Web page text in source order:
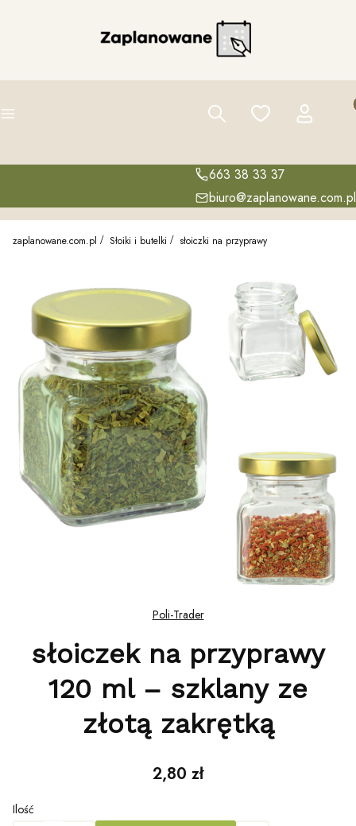
Menu Szukaj Ulubione Zaloguj się
663 38 33 37
biuro@zaplanowane.com.pl
zaplanowane.com.pl Słoiki i butelki słoiczki na przyprawy
Poli-Trader
słoiczek na przyprawy
120 ml – szklany ze
złotą zakrętką
Cena
2,80 zł
Ilość